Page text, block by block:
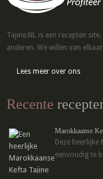
Tajine.NL is een recepten
anderen. We willen van
Lees meer over ons
Recente
Marokkaanse
Deze heerlijke
eenvoudig te